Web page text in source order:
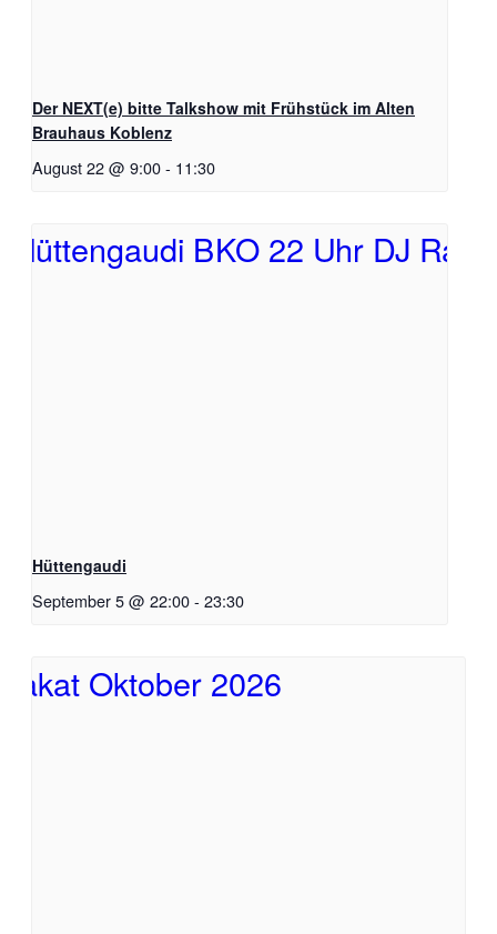
Der NEXT(e) bitte Talkshow mit Frühstück im Alten
Brauhaus Koblenz
August 22 @ 9:00- 11:30
Hüttengaudi
September 5 @ 22:00- 23:30